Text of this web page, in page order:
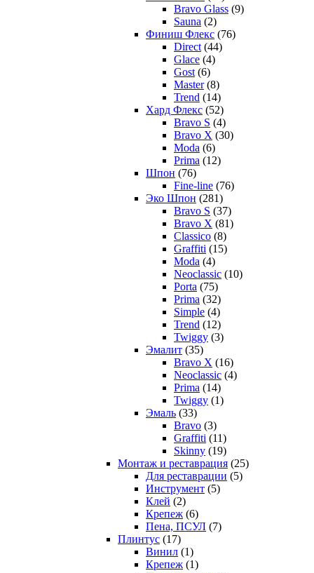
Bravo Glass (9)
Sauna (2)
Финиш Флекс (76)
Direct (44)
Glace (4)
Gost (6)
Master (8)
Trend (14)
Хард Флекс (52)
Bravo S (4)
Bravo X (30)
Moda (6)
Prima (12)
Шпон (76)
Fine-line (76)
Эко Шпон (281)
Bravo S (37)
Bravo X (81)
Classico (8)
Graffiti (15)
Moda (4)
Neoclassic (10)
Porta (75)
Prima (32)
Simple (4)
Trend (12)
Twiggy (3)
Эмалит (35)
Bravo X (16)
Neoclassic (4)
Prima (14)
Twiggy (1)
Эмаль (33)
Bravo (3)
Graffiti (11)
Skinny (19)
Монтаж и реставрация (25)
Для реставрации (5)
Инструмент (5)
Клей (2)
Крепеж (6)
Пена, ПСУЛ (7)
Плинтус (17)
Винил (1)
Крепеж (1)